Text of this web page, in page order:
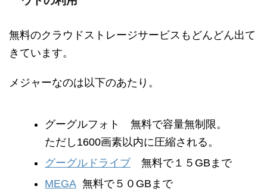
無料のクラウドストレージサービスもどんどん出て
きています。
メジャーなのは以下のあたり。
グーグルフォト 無料で容量無制限。
ただし1600画素以内に圧縮される。
グーグルドライブ無料で１５GBまで
MEGA 無料で５０GBまで